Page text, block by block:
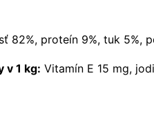
82%, proteín 9%, tuk 5%,
v 1 kg: Vitamín E 15 mg,